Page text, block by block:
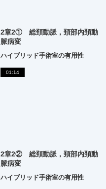
2章2① 総頚動脈，頚部内頚動
脈病変
ハイブリッド手術室の有用性
01:14
2章2② 総頚動脈，頚部内頚動
脈病変
ハイブリッド手術室の有用性